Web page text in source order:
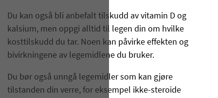
Du kan også bli anbefalt tilskudd av vitamin D og
kalsium, men oppgi alltid til legen din om hvilke
kosttilskudd du tar. Noen kan påvirke effekten og
bivirkningene av legemidlene du bruker.
Du bør også unngå legemidler som kan gjøre
tilstanden din verre, for eksempel ikke-steroide